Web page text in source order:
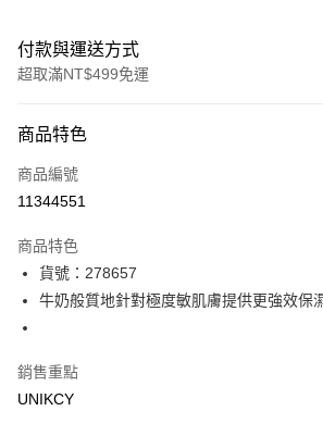
付款與運送方式
超取滿NT$499免運
icash Pay
信用卡一次付款
LINE Pay
Apple Pay
商品特色
商品編號
11344551
商品特色
貨號：278657
牛奶般質地針對極度敏肌膚提供更強效保
銷售重點
UNIKCY